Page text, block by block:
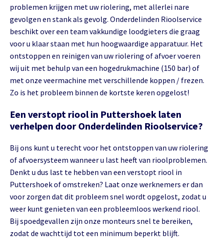
problemen krijgen met uw riolering, met allerlei nare
gevolgen en stank als gevolg. Onderdelinden Rioolservice
beschikt over een team vakkundige loodgieters die graag
voor u klaar staan met hun hoogwaardige apparatuur. Het
ontstoppen en reinigen van uw riolering of afvoer voeren
wij uit met behulp van een hogedrukmachine (150 bar) of
met onze veermachine met verschillende koppen / frezen.
Zo is het probleem binnen de kortste keren opgelost!
Een verstopt riool in Puttershoek laten
verhelpen door Onderdelinden Rioolservice?
Bij ons kunt u terecht voor het ontstoppen van uw riolering
of afvoersysteem wanneer u last heeft van rioolproblemen.
Denkt u dus last te hebben van een verstopt riool in
Puttershoek of omstreken? Laat onze werknemers er dan
voor zorgen dat dit probleem snel wordt opgelost, zodat u
weer kunt genieten van een probleemloos werkend riool.
Bij spoedgevallen zijn onze monteurs snel te bereiken,
zodat de wachttijd tot een minimum beperkt blijft.